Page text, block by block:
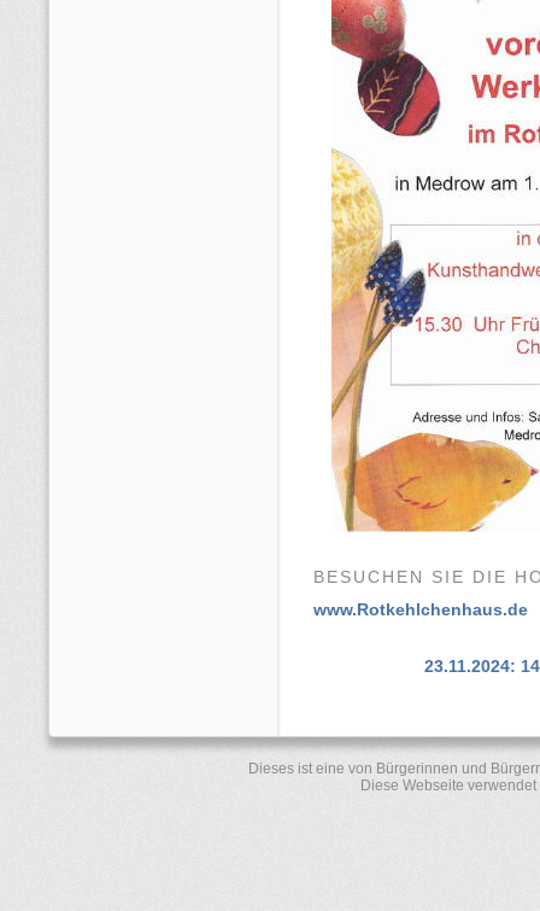
BESUCHEN SIE DIE
www.Rotkehlchenhaus.de
23.11.2024:
Dieses ist eine von Bürgerinnen und
Diese Webseite